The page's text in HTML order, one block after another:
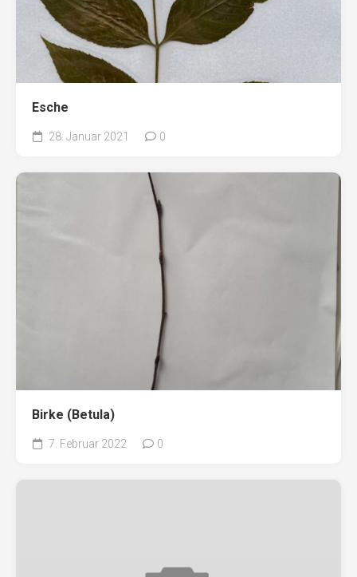
Esche
28. Januar 2021 0
Birke (Betula)
7. Februar 2022 0